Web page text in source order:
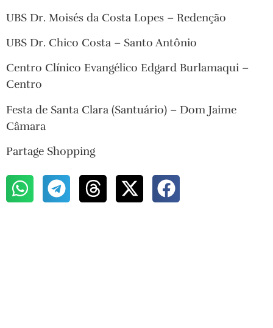
UBS Dr. Moisés da Costa Lopes – Redenção
UBS Dr. Chico Costa – Santo Antônio
Centro Clínico Evangélico Edgard Burlamaqui –
Centro
Festa de Santa Clara (Santuário) – Dom Jaime
Câmara
Partage Shopping